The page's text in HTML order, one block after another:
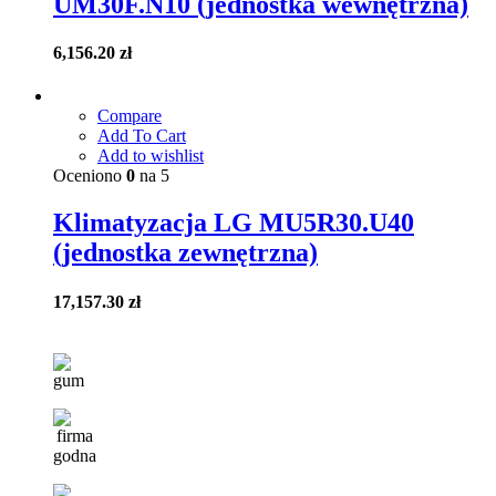
6,156.20 zł
Compare
Add To Cart
Add to wishlist
Oceniono 0 na 5
Klimatyzacja LG MU5R30.U40
(jednostka zewnętrzna)
17,157.30 zł